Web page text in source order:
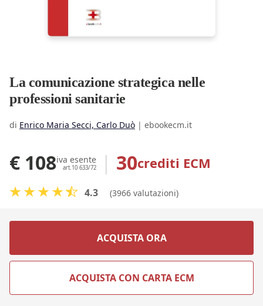
La comunicazione strategica nelle
professioni sanitarie
di Enrico Maria Secci, Carlo Duò | ebookecm.it
€ 108iva esente
art.10 633/72 | 30crediti ECM
4.3 (3966 valutazioni)
ACQUISTA ORA
ACQUISTA CON CARTA ECM